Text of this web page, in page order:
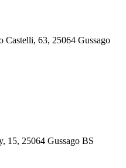
Castelli, 63, 25064 Gussago
15, 25064 Gussago BS